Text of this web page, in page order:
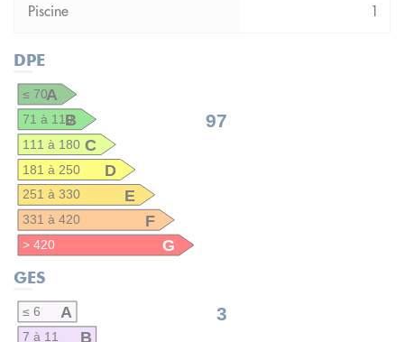
1
DPE
A
≤ 70
97
B
71 à 110
C
111 à 180
D
181 à 250
E
251 à 330
F
331 à 420
G
> 420
GES
3
A
≤ 6
B
7 à 11